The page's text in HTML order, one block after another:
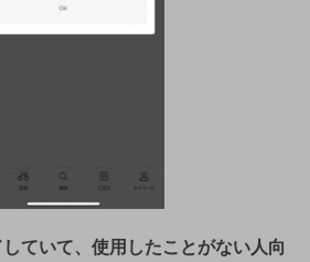
ていて、使用したことがない人向